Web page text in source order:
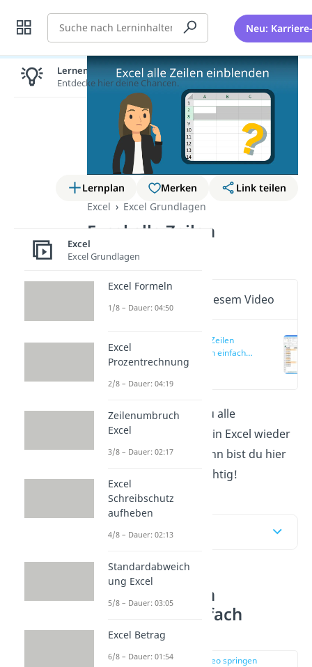
Suche Neu:
Lernplan Merken
Link teilen
Excel
Excel Grundlagen
Excel alle Zeilen
einblenden
Wichtige Inhalte in diesem Video
Excel alle Zeilen
einblenden einfach
erklärt
(00:13)
Dich interessiert, wie du alle
ausgeblendeten Zeilen
in Excel wieder
einblendenkannst? Dann bist du hier
genau richtig!
Inhaltsübersicht
Excel alle Zeilen
einblenden einfach
erklärt
zur Stelle im Video springen
Lernen lohnt sich!
Entdecke hier deine Chancen.
Excel
Excel Grundlagen
Excel Formeln
1/8 – Dauer: 04:50
Excel
Prozentrechnung
2/8 – Dauer: 04:19
Zeilenumbruch
Excel
3/8 – Dauer: 02:17
Excel
Schreibschutz
aufheben
4/8 – Dauer: 02:13
Standardabweich
ung Excel
5/8 – Dauer: 03:05
Excel Betrag
6/8 – Dauer: 01:54